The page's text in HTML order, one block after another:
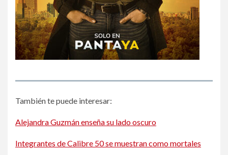
También te puede interesar:
Alejandra Guzmán enseña su lado oscuro
Integrantes de Calibre 50 se muestran como mortales